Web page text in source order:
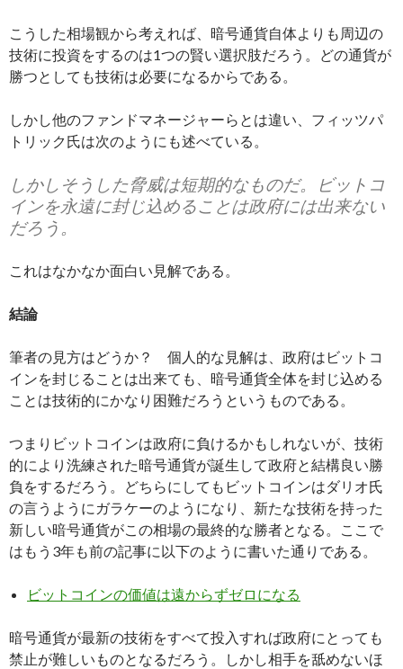
こうした相場観から考えれば、暗号通貨自体よりも周辺の
技術に投資をするのは1つの賢い選択肢だろう。どの通貨が
勝つとしても技術は必要になるからである。
しかし他のファンドマネージャーらとは違い、フィッツパ
トリック氏は次のようにも述べている。
しかしそうした脅威は短期的なものだ。ビットコ
インを永遠に封じ込めることは政府には出来ない
だろう。
これはなかなか面白い見解である。
結論
筆者の見方はどうか？ 個人的な見解は、政府はビットコ
インを封じることは出来ても、暗号通貨全体を封じ込める
ことは技術的にかなり困難だろうというものである。
つまりビットコインは政府に負けるかもしれないが、技術
的により洗練された暗号通貨が誕生して政府と結構良い勝
負をするだろう。どちらにしてもビットコインはダリオ氏
の言うようにガラケーのようになり、新たな技術を持った
新しい暗号通貨がこの相場の最終的な勝者となる。ここで
はもう3年も前の記事に以下のように書いた通りである。
ビットコインの価値は遠からずゼロになる
暗号通貨が最新の技術をすべて投入すれば政府にとっても
禁止が難しいものとなるだろう。しかし相手を舐めないほ